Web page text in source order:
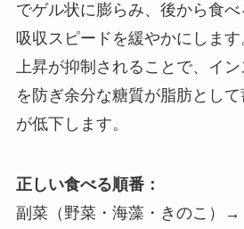
でゲル状に膨らみ、後から食
吸収スピードを緩やかにしま
上昇が抑制されることで、
イ
を防ぎ余分な糖質が脂肪とし
が低下します。
正しい食べる順番：
副菜（野菜・海藻・きのこ）→